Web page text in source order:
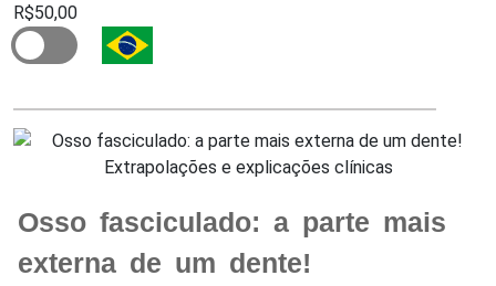
R$50,00
Osso fasciculado: a parte mais
externa de um dente!